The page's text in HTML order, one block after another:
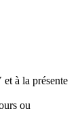
à la présente
ou